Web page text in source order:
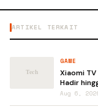
ARTIKEL TERKAIT
GAME
Xiaomi TV
Hadir
Aug 6,